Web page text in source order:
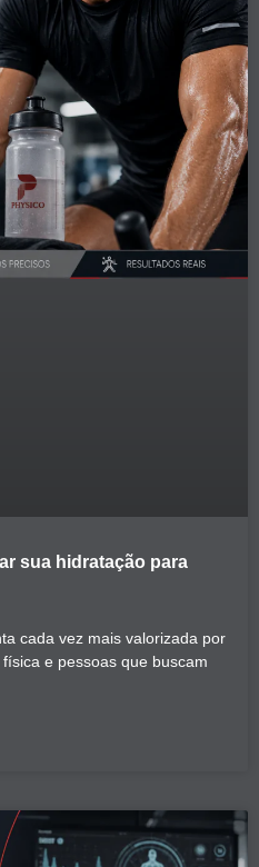
sua hidratação para
cada vez mais valorizada por
e pessoas que buscam